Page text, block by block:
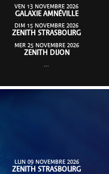
VEN 13 NOVEMBRE 2026
GALAXIE AMNÉVILLE
DIM 15 NOVEMBRE 2026
ZENITH STRASBOURG
MER 25 NOVEMBRE 2026
ZENITH DIJON
LUN 09 NOVEMBRE 2026
ZENITH STRASBOURG